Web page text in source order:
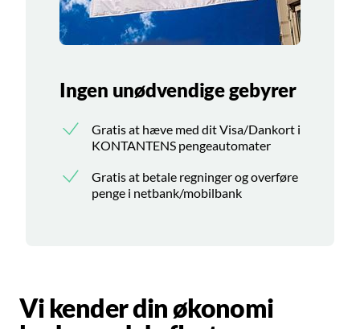
Ingen unødvendige gebyrer
Gratis at hæve med dit Visa/Dankort i
KONTANTENS pengeautomater
Gratis at betale regninger og overføre
penge i netbank/mobilbank
Vi kender din økonomi